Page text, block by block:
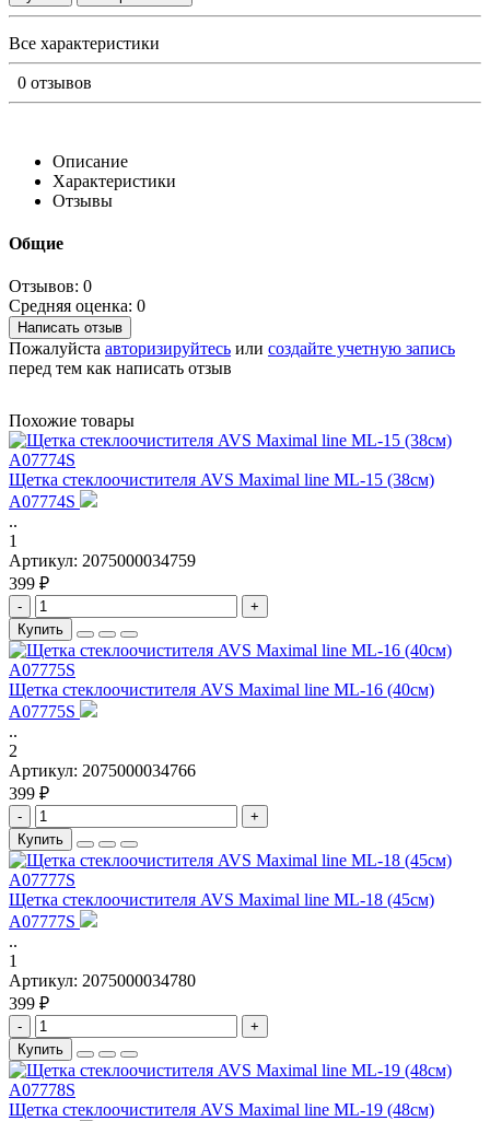
Все характеристики
0 отзывов
Описание
Характеристики
Отзывы
Общие
Отзывов: 0
Средняя оценка: 0
Написать отзыв
Пожалуйста авторизируйтесь или создайте учетную запись
перед тем как написать отзыв
Похожие товары
Щетка стеклоочистителя AVS Maximal line ML-15 (38см)
A07774S
..
1
Артикул: 2075000034759
399 ₽
-
+
Купить
Щетка стеклоочистителя AVS Maximal line ML-16 (40см)
A07775S
..
2
Артикул: 2075000034766
399 ₽
-
+
Купить
Щетка стеклоочистителя AVS Maximal line ML-18 (45см)
A07777S
..
1
Артикул: 2075000034780
399 ₽
-
+
Купить
Щетка стеклоочистителя AVS Maximal line ML-19 (48см)